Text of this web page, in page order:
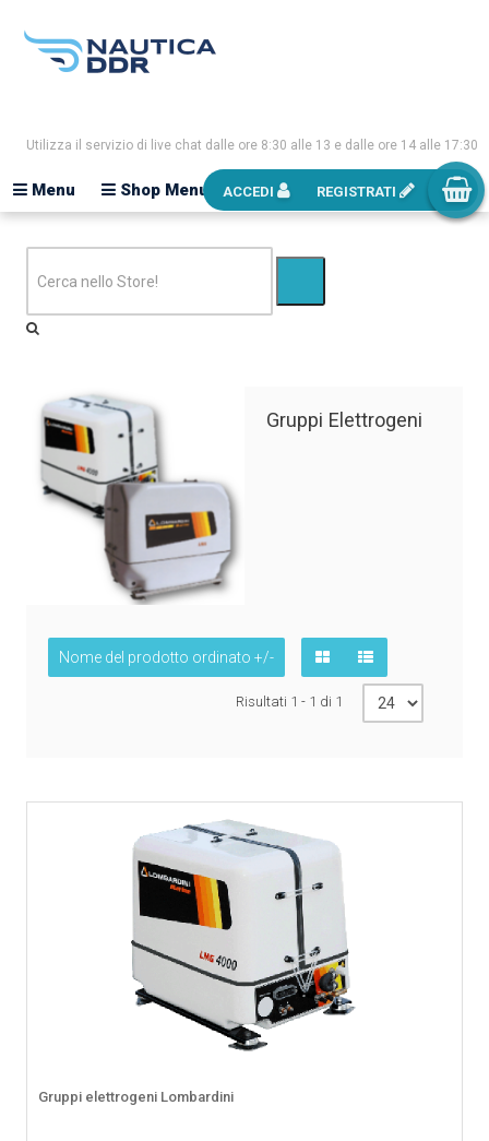
Utilizza il servizio di live chat dalle ore 8:30 alle 13 e dalle ore 14 alle 17:30
Shop Menu
Menu ACCEDI REGISTRATI
Gruppi Elettrogeni
Nome del prodotto ordinato +/-
Risultati 1 - 1 di 1
Gruppi elettrogeni Lombardini